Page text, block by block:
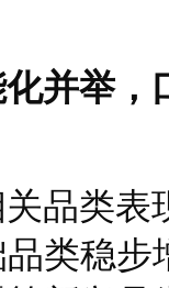
并举，
品类表
类稳步